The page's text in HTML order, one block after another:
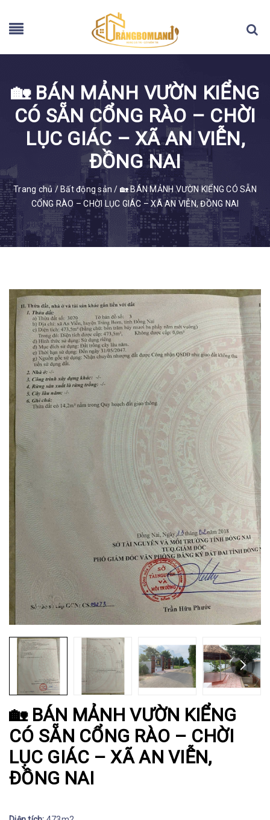
🏡 BÁN MẢNH VƯỜN KIỂNG
CÓ SẴN CỔNG RÀO – CHỜI
LỤC GIÁC – XÃ AN VIỄN,
ĐỒNG NAI
Trang chủ / Bất động sản / 🏡 BÁN MẢNH VƯỜN KIỂNG CÓ SẴN
CỔNG RÀO – CHỜI LỤC GIÁC – XÃ AN VIỄN, ĐỒNG NAI
🏡 BÁN MẢNH VƯỜN KIỂNG
CÓ SẴN CỔNG RÀO – CHỜI
LỤC GIÁC – XÃ AN VIỄN,
ĐỒNG NAI